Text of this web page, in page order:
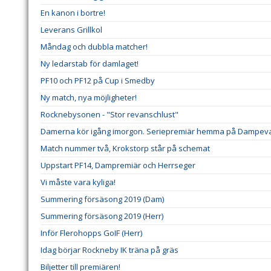
En kanon i bortre!
Leverans Grillkol
Måndag och dubbla matcher!
Ny ledarstab för damlaget!
PF10 och PF12 på Cup i Smedby
Ny match, nya möjligheter!
Rocknebysonen - "Stor revanschlust"
Damerna kör igång imorgon. Seriepremiär hemma på
Match nummer två, Krokstorp står på schemat
Uppstart PF14, Dampremiär och Herrseger
Vi måste vara kyliga!
Summering försäsong 2019 (Dam)
Summering försäsong 2019 (Herr)
Inför Flerohopps GoIF (Herr)
Idag börjar Rockneby IK träna på gräs
Biljetter till premiären!